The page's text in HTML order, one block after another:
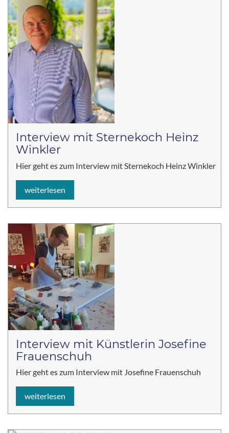
Interview mit Sternekoch Heinz
Winkler
Hier geht es zum Interview mit Sternekoch Heinz Winkler
weiterlesen
Interview mit Künstlerin Josefine
Frauenschuh
Hier geht es zum Interview mit Josefine Frauenschuh
weiterlesen